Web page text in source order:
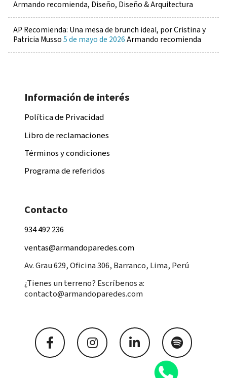
Armando recomienda, Diseño, Diseño & Arquitectura
AP Recomienda: Una mesa de brunch ideal, por Cristina y
Patricia Musso5 de mayo de 2026Armando recomienda
Información de interés
Política de Privacidad
Libro de reclamaciones
Términos y condiciones
Programa de referidos
Contacto
934 492 236
ventas@armandoparedes.com
Av. Grau 629, Oficina 306, Barranco, Lima, Perú
¿Tienes un terreno? Escríbenos a:
contacto@armandoparedes.com